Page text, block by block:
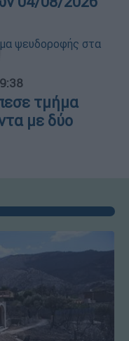
τμήμα
με δύο